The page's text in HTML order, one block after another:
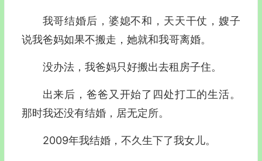
我哥结婚后，婆媳不和，天天干仗，嫂子
说我爸妈如果不搬走，她就和我哥离婚。
没办法，我爸妈只好搬出去租房子住。
出来后，爸爸又开始了四处打工的生活。
那时我还没有结婚，居无定所。
2009年我结婚，不久生下了我女儿。